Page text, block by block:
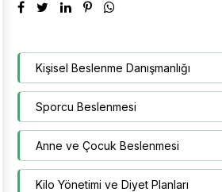
Kişisel Beslenme Danışmanlığı
Sporcu Beslenmesi
Anne ve Çocuk Beslenmesi
Kilo Yönetimi ve Diyet Planları